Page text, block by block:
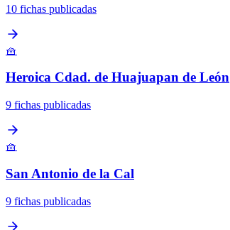
10 fichas publicadas
🧺
Heroica Cdad. de Huajuapan de León
9 fichas publicadas
🧺
San Antonio de la Cal
9 fichas publicadas